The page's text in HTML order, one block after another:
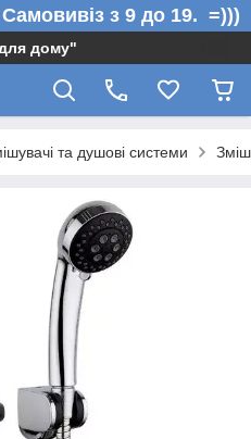
з 9 до 19. =)))
дому"
та душові системи